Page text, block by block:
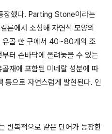
장했다. Parting Stone이라는
른에서 소성해 자연석 모양의
유골 한 구에서 40~80개의 조
터 손바닥에 올려놓을 수 있는
재에 포함된 미네랄 성분에 따
등으로 자연스럽게 발현된다. 인
반복적으로 같은 단어가 등장한